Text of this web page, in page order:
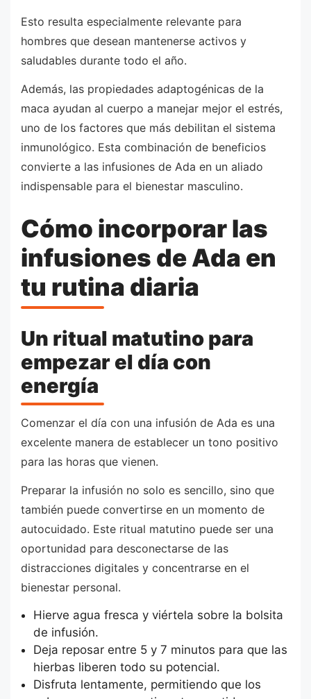
Esto resulta especialmente relevante para
hombres que desean mantenerse activos y
saludables durante todo el año.
Además, las propiedades adaptogénicas de la
maca ayudan al cuerpo a manejar mejor el estrés,
uno de los factores que más debilitan el sistema
inmunológico. Esta combinación de beneficios
convierte a las infusiones de Ada en un aliado
indispensable para el bienestar masculino.
Cómo incorporar las
infusiones de Ada en
tu rutina diaria
Un ritual matutino para
empezar el día con
energía
Comenzar el día con una infusión de Ada es una
excelente manera de establecer un tono positivo
para las horas que vienen.
Preparar la infusión no solo es sencillo, sino que
también puede convertirse en un momento de
autocuidado. Este ritual matutino puede ser una
oportunidad para desconectarse de las
distracciones digitales y concentrarse en el
bienestar personal.
Hierve agua fresca y viértela sobre la bolsita
de infusión.
Deja reposar entre 5 y 7 minutos para que las
hierbas liberen todo su potencial.
Disfruta lentamente, permitiendo que los